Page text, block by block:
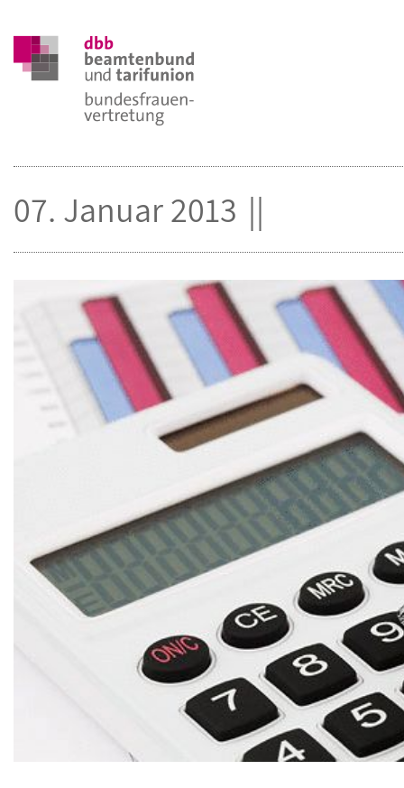
07. Januar 2013